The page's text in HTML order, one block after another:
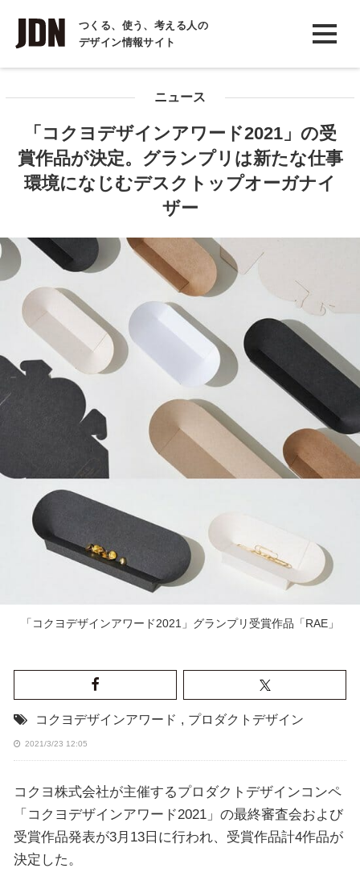
つくる、使う、考える人の
デザイン情報サイト
INTERVIEW
インタビュー
COLUMN
コラム
ニュース
「コクヨデザインアワード2021」の受
賞作品が決定。グランプリは新たな仕事
環境になじむデスクトップオーガナイ
ザー
「コクヨデザインアワード2021」グランプリ受賞作品「RAE」
コクヨデザインアワード , プロダクトデザイン
2021/3/23 12:05
コクヨ株式会社が主催するプロダクトデザインコンペ
「コクヨデザインアワード2021」の最終審査会および
受賞作品発表が3月13日に行われ、受賞作品計4作品が
決定した。